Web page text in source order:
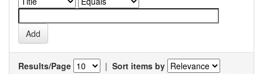
Results/Page | Sort items by